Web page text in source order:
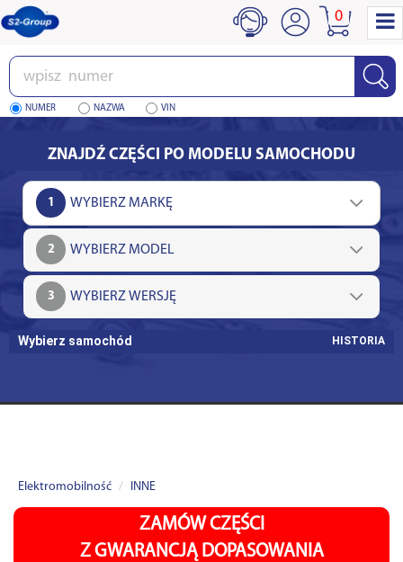
Wpisz
numer
NUMER NAZWA VIN
0
ZNAJDŹ CZĘŚCI PO MODELU SAMOCHODU
1
2
3
Wybierz samochód HISTORIA
Elektromobilność INNE
ZAMÓW CZĘŚCI
Z GWARANCJĄ DOPASOWANIA